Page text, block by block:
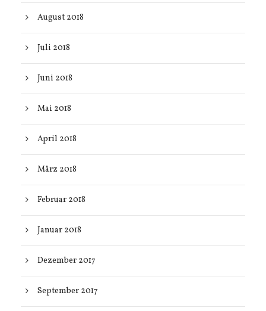
August 2018
Juli 2018
Juni 2018
Mai 2018
April 2018
März 2018
Februar 2018
Januar 2018
Dezember 2017
September 2017